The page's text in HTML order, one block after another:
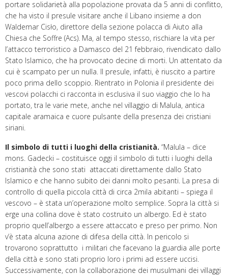
portare solidarietà alla popolazione provata da 5 anni di conflitto,
che ha visto il presule visitare anche il Libano insieme a don
Waldemar Cisło, direttore della sezione polacca di Aiuto alla
Chiesa che Soffre (Acs). Ma, al tempo stesso, rischiare la vita per
l’attacco terroristico a Damasco del 21 febbraio, rivendicato dallo
Stato Islamico, che ha provocato decine di morti. Un attentato da
cui è scampato per un nulla. Il presule, infatti, è riuscito a partire
poco prima dello scoppio. Rientrato in Polonia il presidente dei
vescovi polacchi ci racconta in esclusiva il suo viaggio che lo ha
portato, tra le varie mete, anche nel villaggio di Malula, antica
capitale aramaica e cuore pulsante della presenza dei cristiani
siriani.
Il simbolo di tutti i luoghi della cristianità. “Malula – dice
mons. Gadecki – costituisce oggi il simbolo di tutti i luoghi della
cristianità che sono stati attaccati direttamente dallo Stato
Islamico e che hanno subito dei danni molto pesanti. La presa di
controllo di quella piccola città di circa 2mila abitanti – spiega il
vescovo – è stata un’operazione molto semplice. Sopra la città si
erge una collina dove è stato costruito un albergo. Ed è stato
proprio quell’albergo a essere attaccato e preso per primo. Non
v’è stata alcuna azione di difesa della città. In pericolo si
trovarono soprattutto i militari che facevano la guardia alle porte
della città e sono stati proprio loro i primi ad essere uccisi.
Successivamente, con la collaborazione dei musulmani dei villaggi